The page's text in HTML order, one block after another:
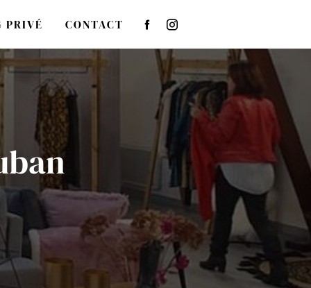
PRIVÉ CONTACT